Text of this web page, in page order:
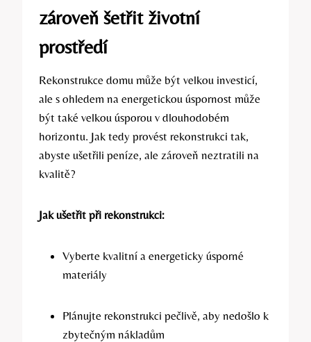
zároveň šetřit životní
prostředí
Rekonstrukce domu může být velkou investicí,
ale s ohledem na energetickou úspornost může
být také velkou úsporou v dlouhodobém
horizontu. Jak tedy provést rekonstrukci tak,
abyste ušetřili peníze, ale zároveň neztratili na
kvalitě?
Jak ušetřit při rekonstrukci:
Vyberte kvalitní a energeticky úsporné
materiály
Plánujte rekonstrukci pečlivě, aby nedošlo k
zbytečným nákladům